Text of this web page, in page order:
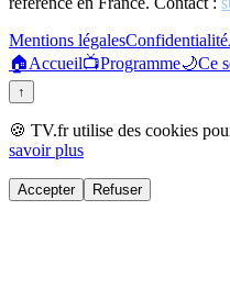
Mentions légalesConfidentialité
🏠Accueil📺Programme🌙Ce
↑
🍪 TV.fr utilise des cookies
savoir plus
Accepter Refuser